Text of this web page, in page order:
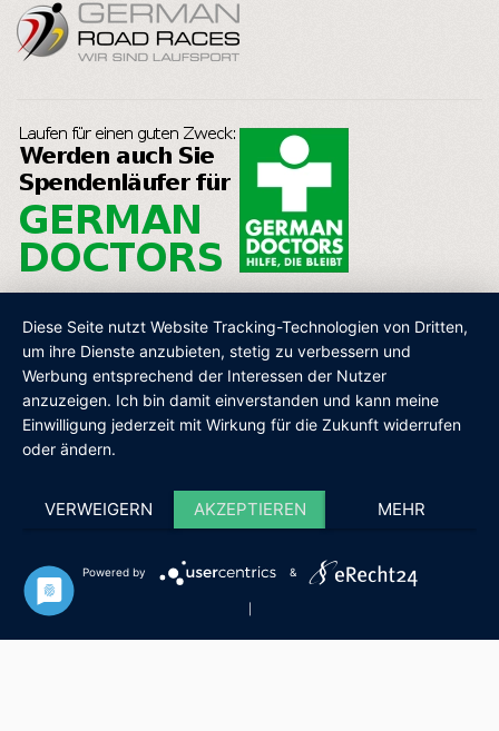
AGB IMPRESSUM DATENSCHUTZ
Diese Seite nutzt Website Tracking-Technologien von Dritten,
um ihre Dienste anzubieten, stetig zu verbessern und
Werbung entsprechend der Interessen der Nutzer
anzuzeigen. Ich bin damit einverstanden und kann meine
Einwilligung jederzeit mit Wirkung für die Zukunft widerrufen
oder ändern.
VERWEIGERN AKZEPTIEREN MEHR
Powered by &